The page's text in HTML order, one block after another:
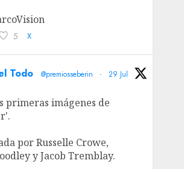
5 X
Todo @premiosseberin · 29 Jul
primeras imágenes de
por Russelle Crowe,
y Jacob Tremblay.